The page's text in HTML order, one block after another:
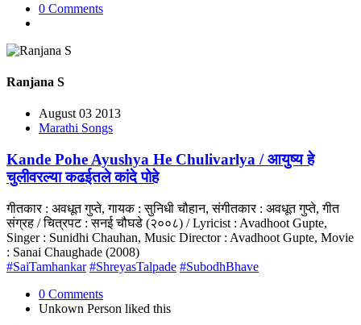
0 Comments
Ranjana S
August 03 2013
Marathi Songs
Kande Pohe Ayushya He Chulivarlya / आयुष्य हे
चुलीवरल्या कढईतले कांदे पोहे
गीतकार : अवधूत गुप्ते, गायक : सुनिधी चौहान, संगीतकार : अवधूत गुप्ते, गीत
संग्रह / चित्रपट : सनई चौघडे (२००८) / Lyricist : Avadhoot Gupte,
Singer : Sunidhi Chauhan, Music Director : Avadhoot Gupte, Movie
: Sanai Chaughade (2008)
#SaiTamhankar #ShreyasTalpade #SubodhBhave
0 Comments
Unkown Person liked this